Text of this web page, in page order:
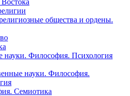
общества и ордены.
науки. Философия. Психология
науки. Философия.
Семиотика